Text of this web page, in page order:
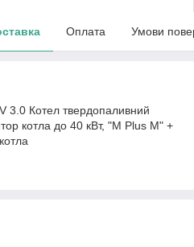
Оплата Умови
3.0 Котел твердопаливний
котла до 40 кВт, "M Plus M" +